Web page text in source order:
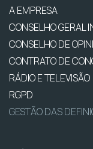
A EMPRESA
CONSELHO GERAL
CONSELHO DE
CONTRATO DE
RÁDIO E TELEVISÃO
RGPD
GESTÃO DAS